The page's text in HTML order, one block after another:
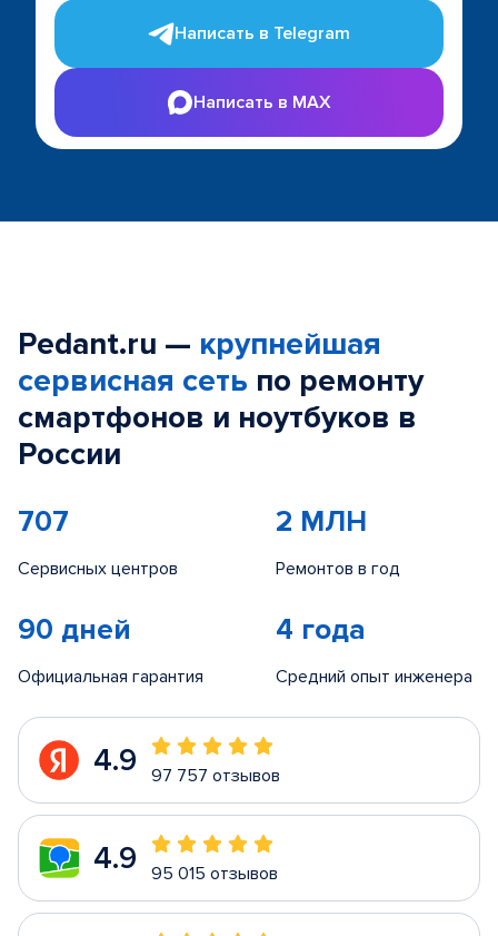
Написать в Telegram
Написать в MAX
Pedant.ru — крупнейшая
сервисная сеть по ремонту
смартфонов и ноутбуков в
России
707
Сервисных центров
2 МЛН
Ремонтов в год
90 дней
Официальная гарантия
4 года
Средний опыт инженера
4.9 97 757 отзывов
4.9 95 015 отзывов